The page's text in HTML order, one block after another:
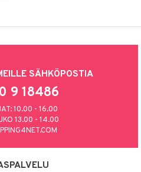
SÄHKÖPOSTIA
9 18486
10.00 - 16.00
13.00 - 14.00